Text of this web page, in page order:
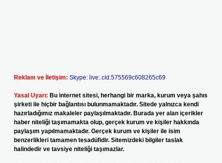
Reklam ve İletişim: Skype: live:.cid.575569c608265c69
Yasal Uyarı: Bu internet sitesi, herhangi bir marka, kurum veya şahıs
şirketi ile hiçbir bağlantısı bulunmamaktadır. Sitede yalnızca kendi
hazırladığımız makaleler paylaşılmaktadır. Burada yer alan içerikler
haber niteliği taşımamakta olup, gerçek kurum ve kişiler hakkında
paylaşım yapılmamaktadır. Gerçek kurum ve kişiler ile isim
benzerlikleri tamamen tesadüfidir. Sitemizdeki bilgiler taslak
halindedir ve tavsiye niteliği taşımazlar.